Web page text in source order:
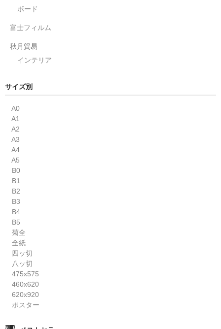
ボード
富士フィルム
秋月貿易
インテリア
サイズ別
A0
A1
A2
A3
A4
A5
B0
B1
B2
B3
B4
B5
菊全
全紙
四ッ切
八ッ切
475x575
460x620
620x920
ポスター